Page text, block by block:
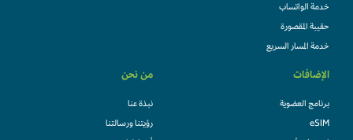
خدمة الواتساب
حقيبة المقصورة
خدمة المسار السريع
الإضافات
برنامج العضوية
eSIM
من نحن
نبذة عنا
رؤيتنا ورسالتنا